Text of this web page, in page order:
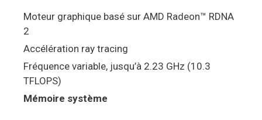
Moteur graphique basé sur AMD Radeon™ RDNA
2
Accélération ray tracing
Fréquence variable, jusqu’à 2.23 GHz (10.3
TFLOPS)
Mémoire système